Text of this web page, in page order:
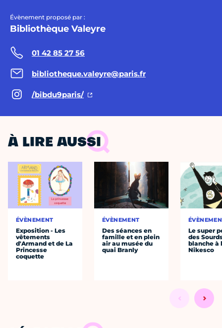
Évènement proposé par :
Bibliothèque Valeyre
01 42 85 27 56
bibliotheque.valeyre@paris.fr
/bibdu9paris/
À LIRE AUSSI
ÉVÈNEMENT
Exposition - Les
vêtements
d'Armand et de La
Princesse
coquette
ÉVÈNEMENT
Des séances en
famille et en plein
air au musée du
quai Branly
Le super
des
blanche à
Nikesco